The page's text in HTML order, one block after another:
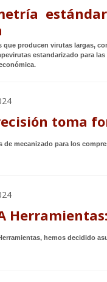
que producen virutas largas,
estandarizado para
toma
de mecanizado para los
hemos decidido